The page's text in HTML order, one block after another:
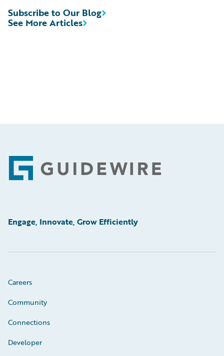
See More Articles
Subscribe to Our Blog
Footer
Engage, Innovate, Grow Efficiently
Careers
Community
Connections
Developer